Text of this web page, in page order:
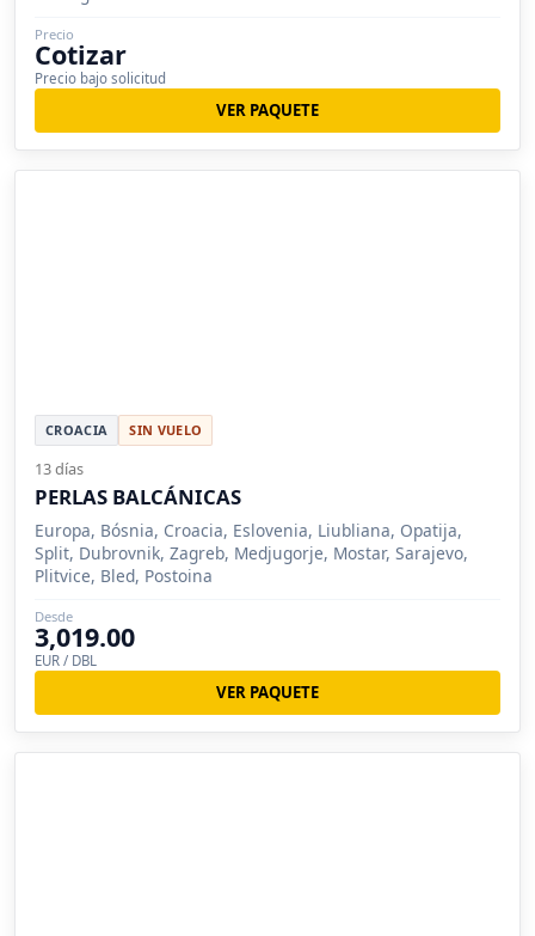
Precio
Cotizar
Precio bajo solicitud
VER PAQUETE
CROACIA SIN VUELO
13 días
PERLAS BALCÁNICAS
Europa, Bósnia, Croacia, Eslovenia, Liubliana, Opatija,
Split, Dubrovnik, Zagreb, Medjugorje, Mostar, Sarajevo,
Plitvice, Bled, Postoina
Desde
3,019.00
EUR / DBL
VER PAQUETE